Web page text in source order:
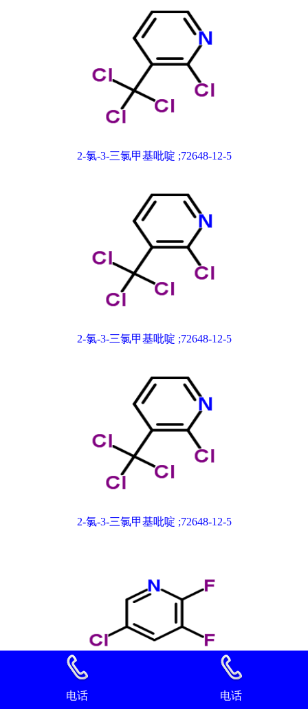
2-氯-3-三氯甲基吡啶 ;72648-12-5
2-氯-3-三氯甲基吡啶 ;72648-12-5
2-氯-3-三氯甲基吡啶 ;72648-12-5
2,3-二氟-5-氯吡啶 89402-43-7
电话 电话